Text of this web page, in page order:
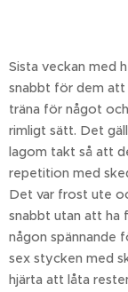
Sista veckan med
snabbt för dem att
träna för något
rimligt sätt. Det
lagom takt så att
repetition med
Det var frost ute
snabbt utan att ha
någon spännande
sex stycken med
hjärta att låta